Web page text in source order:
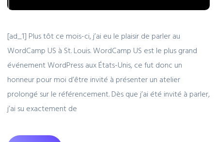
[ad_1] Plus tôt ce mois-ci, j’ai eu le plaisir de parler au
WordCamp US à St. Louis. WordCamp US est le plus grand
événement WordPress aux États-Unis, ce fut donc un
honneur pour moi d’être invité à présenter un atelier
prolongé sur le référencement. Dès que j’ai été invité à parler,
j’ai su exactement de